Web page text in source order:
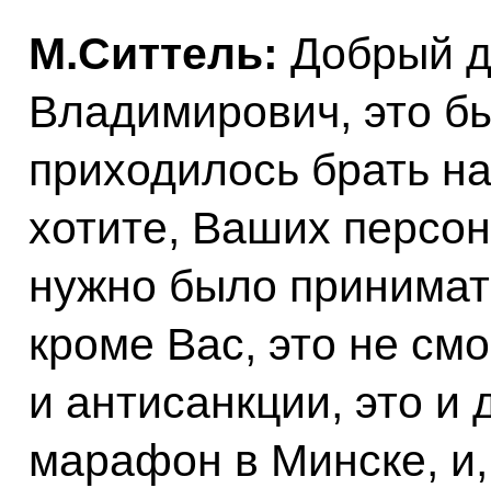
М.Ситтель: Добрый
Владимирович, это
приходилось брать
хотите, Ваших
нужно было
кроме Вас, это не
и антисанкции, это и
марафон в Минске,